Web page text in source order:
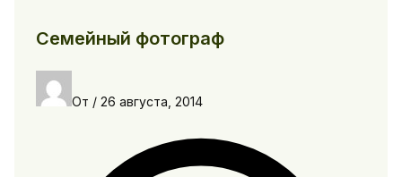
Семейный фотограф
От / 26 августа, 2014